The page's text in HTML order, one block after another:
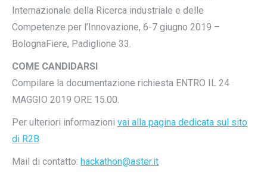
Internazionale della Ricerca industriale e delle
Competenze per l’Innovazione, 6-7 giugno 2019 –
BolognaFiere, Padiglione 33.
COME CANDIDARSI
Compilare la documentazione richiesta ENTRO IL 24
MAGGIO 2019 ORE 15.00.
Per ulteriori informazioni vai alla pagina dedicata sul sito
di R2B
Mail di contatto: hackathon@aster.it